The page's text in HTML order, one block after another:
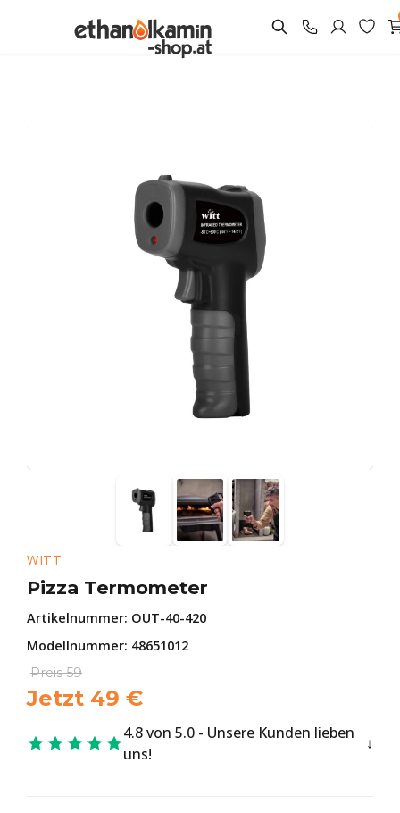
WITT
Pizza Termometer
Artikelnummer: OUT-40-420
Modellnummer: 48651012
Preis59
Jetzt 49 €
4.8 von 5.0 - Unsere Kunden lieben
uns!